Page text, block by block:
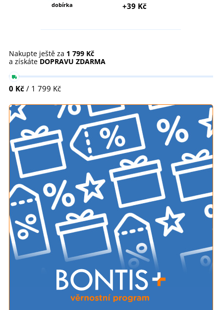
dobírka +39 Kč
Nakupte ještě za 1 799 Kč
a získáte DOPRAVU ZDARMA
0 Kč / 1 799 Kč